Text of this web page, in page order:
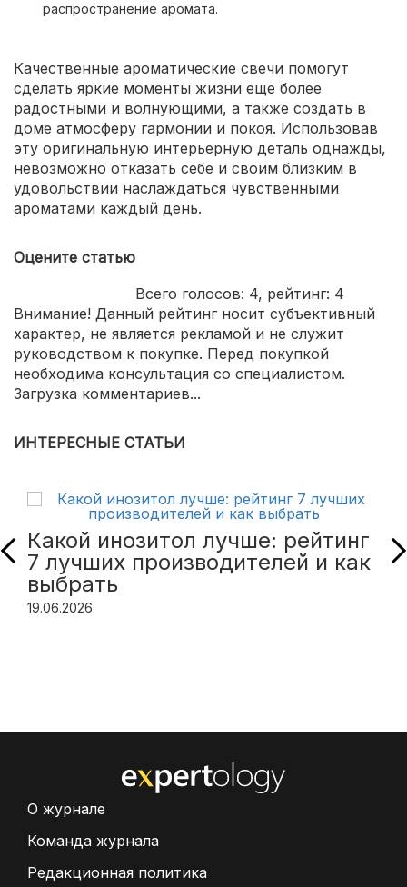
распространение аромата.
Качественные ароматические свечи помогут
сделать яркие моменты жизни еще более
радостными и волнующими, а также создать в
доме атмосферу гармонии и покоя. Использовав
эту оригинальную интерьерную деталь однажды,
невозможно отказать себе и своим близким в
удовольствии наслаждаться чувственными
ароматами каждый день.
Оцените статью
Всего голосов: 4, рейтинг: 4
Внимание! Данный рейтинг носит субъективный
характер, не является рекламой и не служит
руководством к покупке. Перед покупкой
необходима консультация со специалистом.
Загрузка комментариев...
ИНТЕРЕСНЫЕ СТАТЬИ
Какой инозитол лучше: рейтинг
7 лучших производителей и как
выбрать
19.06.2026
О журнале
Команда журнала
Редакционная политика